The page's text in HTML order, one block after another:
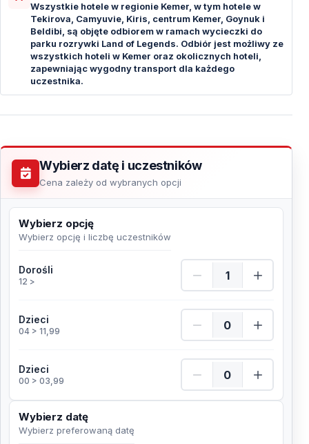
Wszystkie hotele w regionie Kemer, w tym hotele w
Tekirova, Camyuvie, Kiris, centrum Kemer, Goynuk i
Beldibi, są objęte odbiorem w ramach wycieczki do
parku rozrywki Land of Legends. Odbiór jest możliwy ze
wszystkich hoteli w Kemer oraz okolicznych hoteli,
zapewniając wygodny transport dla każdego
uczestnika.
Wybierz datę i uczestników
Cena zależy od wybranych opcji
Wybierz opcję
Wybierz opcję i liczbę uczestników
Dorośli
12 >
Dorośli Ilość
Dzieci
04 > 11,99
Dzieci Ilość
Dzieci
00 > 03,99
Dzieci Ilość
Wybierz datę
Wybierz preferowaną datę